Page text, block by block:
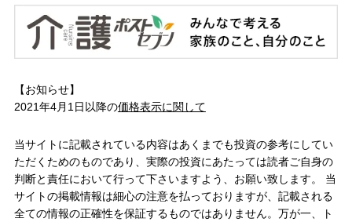
【お知らせ】
2021年4月1日以降の価格表示に関して
当サイトに記載されている内容はあくまでも投資の参考にしてい
ただくためのものであり、実際の投資にあたっては読者ご自身の
判断と責任において行って下さいますよう、お願い致します。 当
サイトの掲載情報は細心の注意を払っておりますが、記載される
全ての情報の正確性を保証するものではありません。万が一、ト